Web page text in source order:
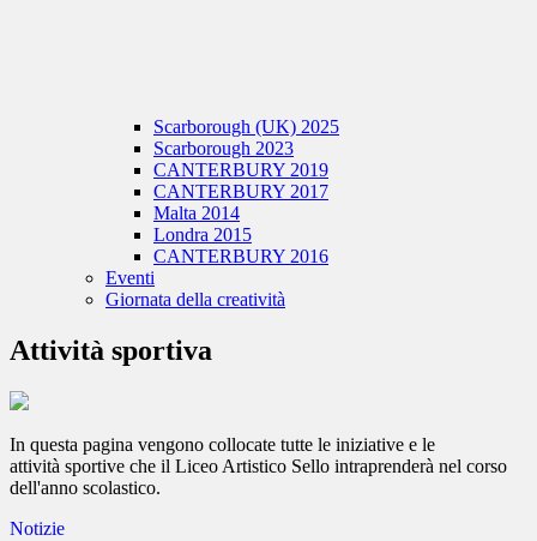
Scarborough (UK) 2025
Scarborough 2023
CANTERBURY 2019
CANTERBURY 2017
Malta 2014
Londra 2015
CANTERBURY 2016
Eventi
Giornata della creatività
Attività sportiva
In questa pagina vengono collocate tutte le iniziative e le
attività sportive che il Liceo Artistico Sello intraprenderà nel corso
dell'anno scolastico.
Notizie